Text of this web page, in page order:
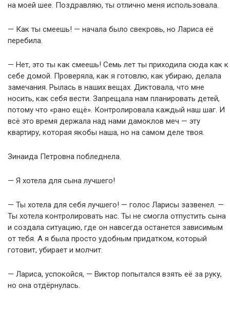
на моей шее. Поздравляю, ты отлично меня использовала.
— Как ты смеешь! — начала было свекровь, но Лариса её
перебила.
— Нет, это ты как смеешь! Семь лет ты приходила сюда как к
себе домой. Проверяла, как я готовлю, как убираю, делала
замечания. Рылась в наших вещах. Диктовала, что мне
носить, как себя вести. Запрещала нам планировать детей,
потому что «рано ещё». Контролировала каждый наш шаг. И
всё это время держала над нами дамоклов меч — эту
квартиру, которая якобы наша, но на самом деле твоя.
Зинаида Петровна побледнела.
— Я хотела для сына лучшего!
— Ты хотела для себя лучшего! — голос Ларисы зазвенел. —
Ты хотела контролировать нас. Ты не смогла отпустить сына
и создала ситуацию, где он навсегда останется зависимым
от тебя. А я была просто удобным придатком, который
готовит, убирает и молчит.
— Лариса, успокойся, — Виктор попытался взять её за руку,
но она отдёрнулась.